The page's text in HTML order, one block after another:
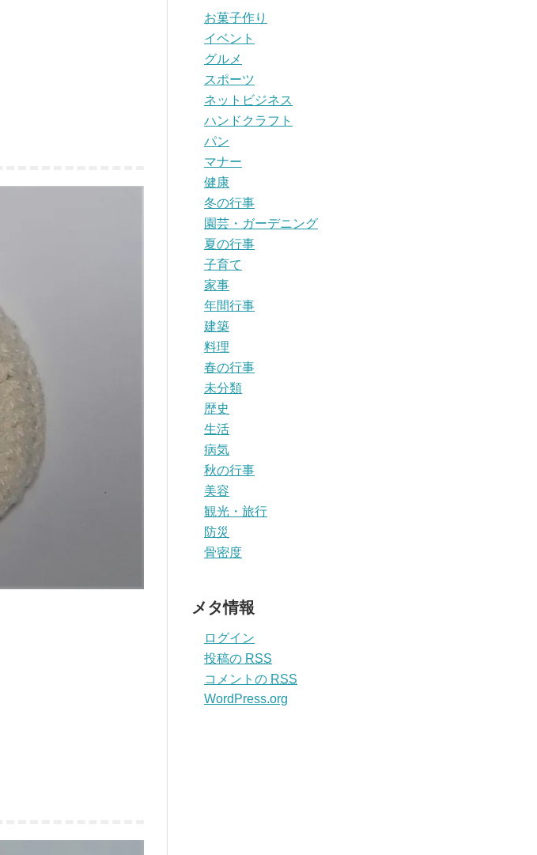
お菓子作り
イベント
グルメ
スポーツ
ネットビジネス
ハンドクラフト
パン
マナー
健康
冬の行事
園芸・ガーデニング
夏の行事
子育て
家事
年間行事
建築
料理
春の行事
未分類
歴史
生活
病気
秋の行事
美容
観光・旅行
防災
骨密度
メタ情報
ログイン
投稿の RSS
コメントの RSS
WordPress.org